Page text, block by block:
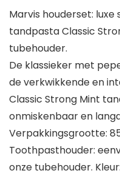
Marvis houderset:
tandpasta Classic
tubehouder.
De klassieker met
de verkwikkende en
Classic Strong Mint
onmiskenbaar en
Verpakkingsgrootte:
Toothpasthouder:
onze tubehouder.